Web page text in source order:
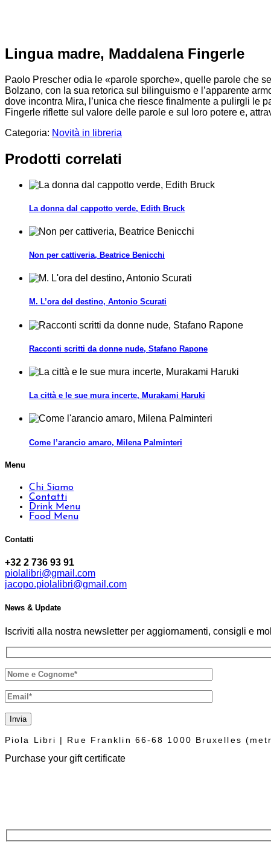
Lingua madre, Maddalena Fingerle
Paolo Prescher odia le «parole sporche», quelle parole che
Bolzano, con la sua retorica sul bilinguismo e l’apparente
dove incontra Mira, l’unica che riesce finalmente a pulirgli le
Fingerle riflette sul valore delle parole e sul loro potere e,
Categoria: Novità in libreria
Prodotti correlati
La donna dal cappotto verde, Edith Bruck
Non per cattiveria, Beatrice Benicchi
M. L’ora del destino, Antonio Scurati
Racconti scritti da donne nude, Stafano Rapone
La città e le sue mura incerte, Murakami Haruki
Come l’arancio amaro, Milena Palminteri
Menu
Chi Siamo
Contatti
Drink Menu
Food Menu
Contatti
+32 2 736 93 91
piolalibri@gmail.com
jacopo.piolalibri@gmail.com
News & Update
Iscriviti alla nostra newsletter per aggiornamenti, consigli e
Invia
Piola Libri | Rue Franklin 66-68 1000 Bruxelles
Purchase your gift certificate